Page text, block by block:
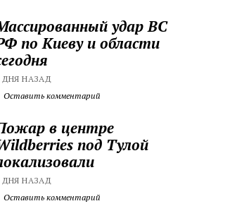
удар ВС
по Киеву и области
ДНЯ НАЗАД
Оставить комментарий
в центре
под Тулой
ДНЯ НАЗАД
Оставить комментарий